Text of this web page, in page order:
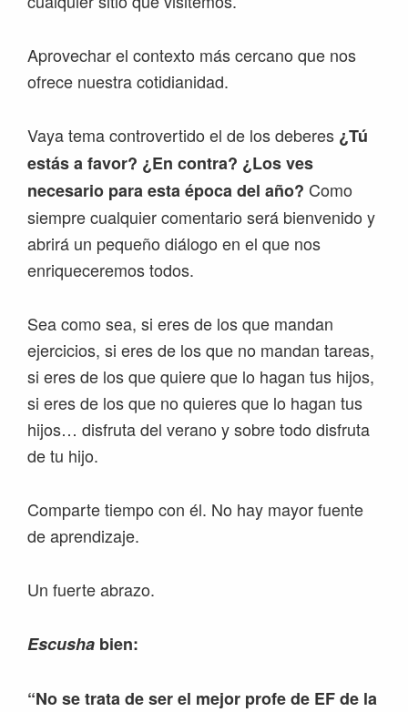
Aprovechar el contexto más cercano que nos
ofrece nuestra cotidianidad.
Vaya tema controvertido el de los deberes ¿Tú
estás a favor? ¿En contra? ¿Los ves
necesario para esta época del año? Como
siempre cualquier comentario será bienvenido y
abrirá un pequeño diálogo en el que nos
enriqueceremos todos.
Sea como sea, si eres de los que mandan
ejercicios, si eres de los que no mandan tareas,
si eres de los que quiere que lo hagan tus hijos,
si eres de los que no quieres que lo hagan tus
hijos… disfruta del verano y sobre todo disfruta
de tu hijo.
Comparte tiempo con él. No hay mayor fuente
de aprendizaje.
Un fuerte abrazo.
Escusha bien:
“No se trata de ser el mejor profe de EF de la